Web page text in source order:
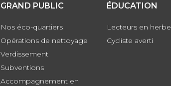
GRAND PUBLIC
Nos éco-quartiers
Opérations de nettoyage
Verdissement
Subventions
Accompagnement en
ÉDUCATION
Lecteurs en herbe
Cycliste averti